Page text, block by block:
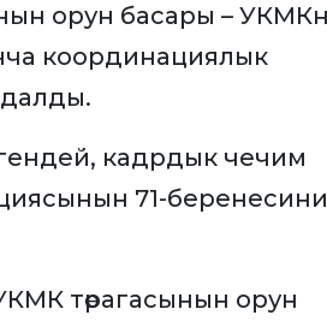
орун басары –
координациялык
кадрдык чечим
71-
төрагасынын орун